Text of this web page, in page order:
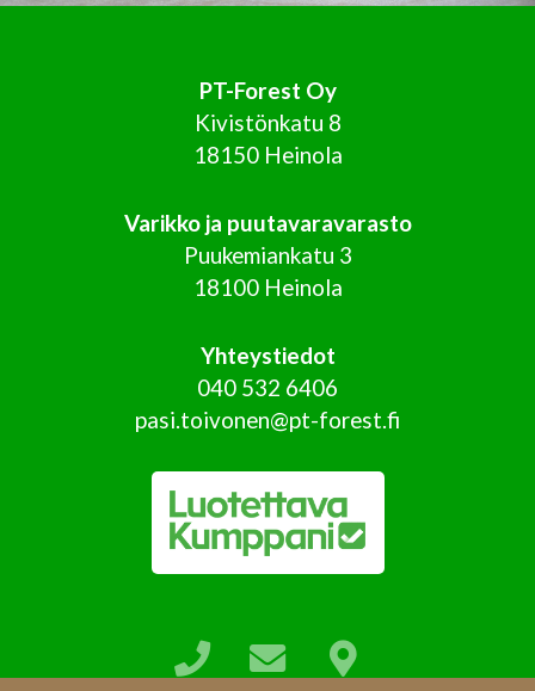
PT-Forest Oy
Kivistönkatu 8
18150 Heinola
Varikko ja puutavaravarasto
Puukemiankatu 3
18100 Heinola
Yhteystiedot
040 532 6406
pasi.toivonen@pt-forest.fi